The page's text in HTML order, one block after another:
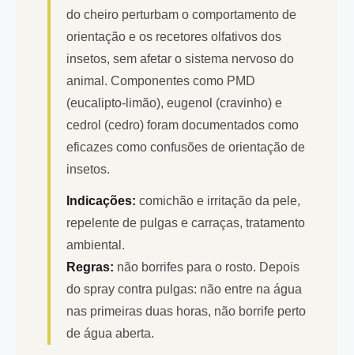
do cheiro perturbam o comportamento de
orientação e os recetores olfativos dos
insetos, sem afetar o sistema nervoso do
animal. Componentes como PMD
(eucalipto-limão), eugenol (cravinho) e
cedrol (cedro) foram documentados como
eficazes como confusões de orientação de
insetos.
Indicações: comichão e irritação da pele,
repelente de pulgas e carraças, tratamento
ambiental.
Regras: não borrifes para o rosto. Depois
do spray contra pulgas: não entre na água
nas primeiras duas horas, não borrife perto
de água aberta.